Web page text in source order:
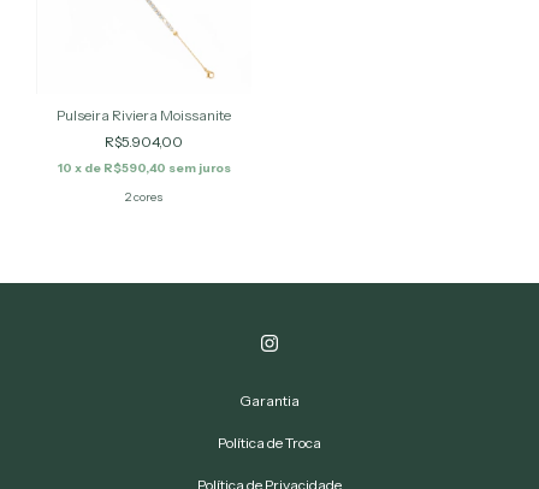
Pulseira Riviera Moissanite
R$5.904,00
10 x de R$590,40 sem juros
2 cores
Garantia
Política de Troca
Política de Privacidade